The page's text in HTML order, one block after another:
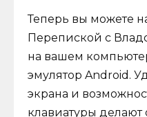
Теперь вы можете
Перепиской с
на вашем
эмулятор Android.
экрана и
клавиатуры